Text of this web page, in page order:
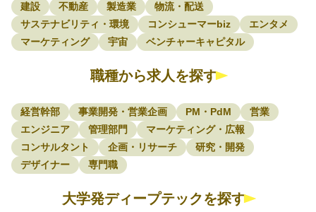
建設
不動産 製造業
物流・配送
サステナビリティ・環境
コンシューマーbiz
エンタメ
マーケティング
宇宙 ベンチャーキャピタル
職種から求人を探す
経営幹部 事業開発・営業企画 PM・PdM
営業
エンジニア
管理部門
マーケティング・広報
コンサルタント
企画・リサーチ
研究・開発
デザイナー
専門職
大学発ディープテックを探す